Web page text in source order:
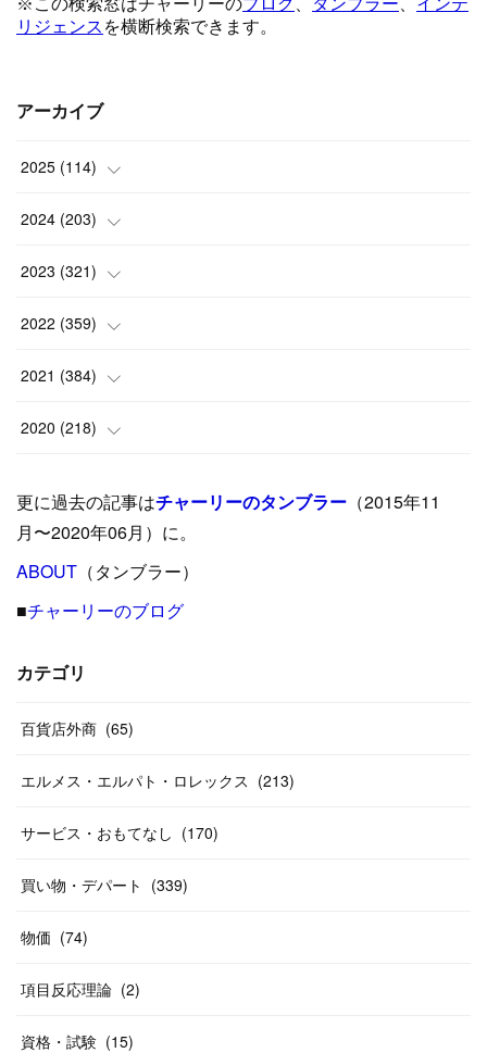
アーカイブ
2025 (114)
(1)
(8)
(6)
(9 )
(15
(24)
(8 )
(17
12
2024 (203)
(24)
(10)
(18)
(17)
(12)
(19)
(13
(14)
2023 (321)
(25)
(17)
(35)
)
(26)
27)
(29
(24)
2022 (359)
(42)
(37)
(31)
(31)
31
(26
(20)
(14
2021 (384)
(9)
(39)
( 23)
40
(55
(38)
(20
(31
58)
2020 (218)
(24)
( 42)
(33
(46)
(20
更に過去の記事はチャーリーのタンブラー （2015年11
月〜2020年06月）に。
ABOUT （タンブラー）
■チャーリーのブログ
カテゴリ
百貨店外商 (65)
エルメス・エルパト・ロレックス (213)
サービス・おもてなし (170)
買い物・デパート (339)
物価 (74)
項目反応理論 (2)
資格・試験 (15)